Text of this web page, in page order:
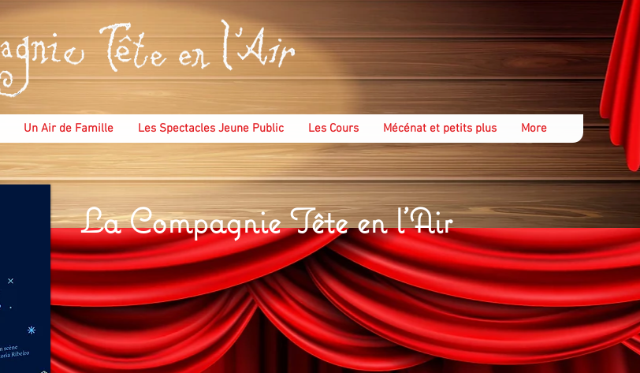
Un Air de Famille Les Spectacles Jeune Public Les Cours Mécénat et petits plus More
La Compagnie Tête en l'Air